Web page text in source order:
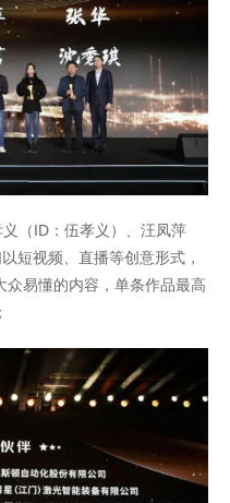
（ID：伍孝义）、汪凤萍
短视频、直播等创意形式，
易懂的内容，单条作品最高